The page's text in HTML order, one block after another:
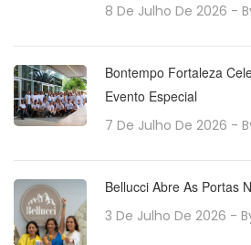
8 De Julho De 2026 -
Bontempo Fortaleza
Evento Especial
7 De Julho De 2026 -
Bellucci Abre As Portas
3 De Julho De 2026 -